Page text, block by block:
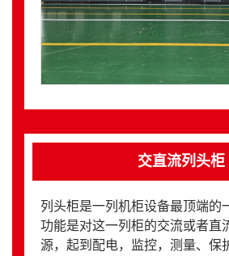
交直流列头柜
列头柜是一列机柜设备最顶端的
功能是对这一列柜的交流或者直
源，起到配电，监控，测量、保